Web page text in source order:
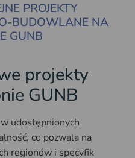
PROJEKTY
BUDOWLANE NA
GUNB
projekty
GUNB
udostępnionych
co pozwala na
regionów i specyfik